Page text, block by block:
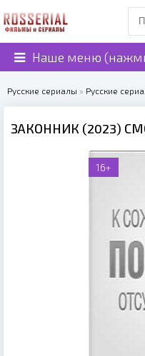
Наше меню
Русские сериалы » Русские
ЗАКОННИК (2023)
16+